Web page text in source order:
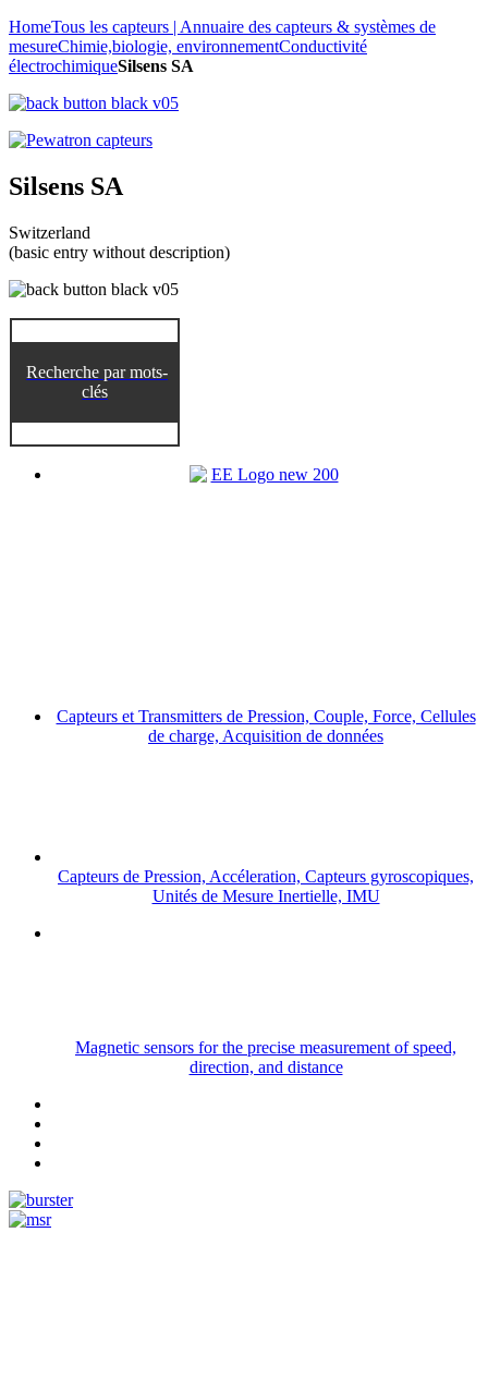
HomeTous les capteurs | Annuaire des capteurs & systèmes de
mesureChimie,biologie, environnementConductivité
électrochimiqueSilsens SA
Silsens SA
Switzerland
(basic entry without description)
Recherche par mots-
clés
Capteurs et Transmitters de Pression, Couple, Force, Cellules
de charge, Acquisition de données
Capteurs de Pression, Accéleration, Capteurs gyroscopiques,
Unités de Mesure Inertielle, IMU
Magnetic sensors for the precise measurement of speed,
direction, and distance